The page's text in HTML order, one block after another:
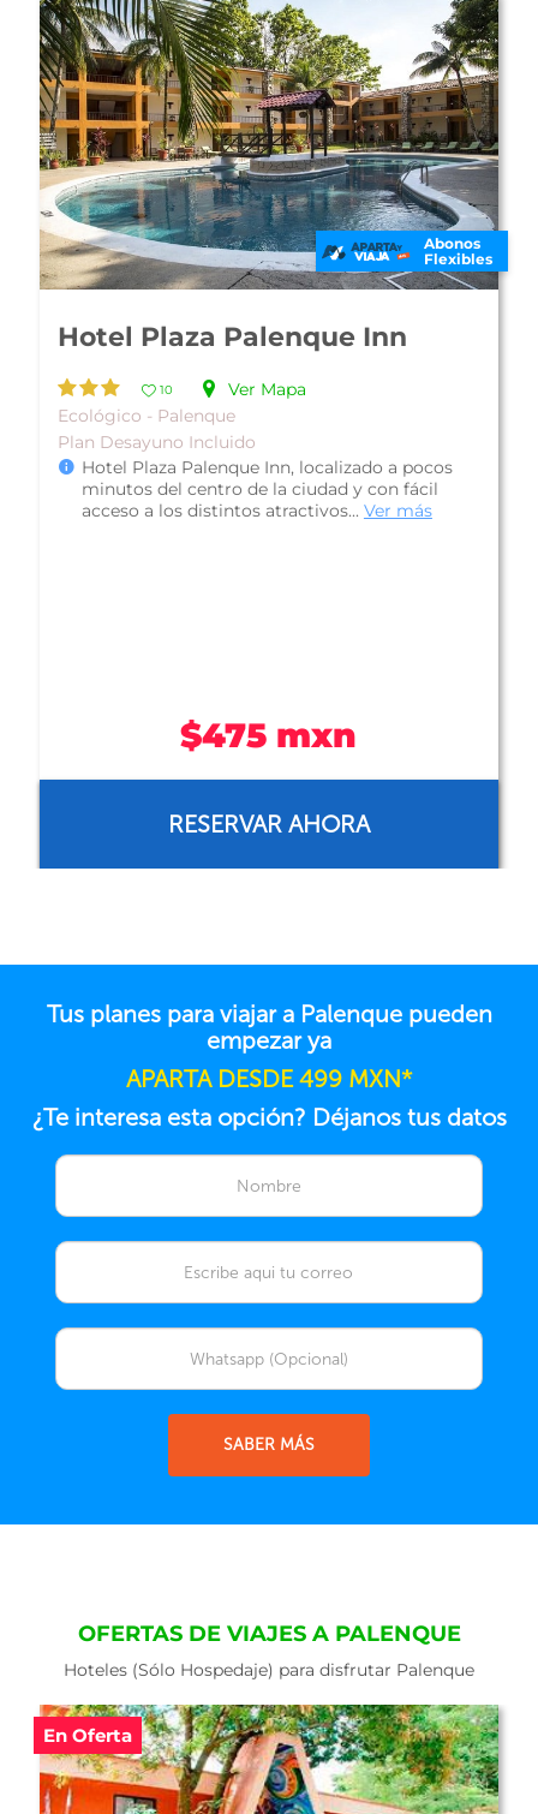
Abonos
Flexibles
Tulija Express Excellent City
13
De Lujo - Palenque
Plan Desayuno Americano
Tulija Express Excellent City Hotels (antes Hotel
Tulijá Express Palenque), está ubicado en la
$559 mxn
RESERVAR AHORA
Tus planes para viajar a Palenque pueden
empezar ya
APARTA DESDE 499 MXN*
¿Te interesa esta opción? Déjanos tus datos
SABER MÁS
OFERTAS DE VIAJES A PALENQUE
Hoteles (Sólo Hospedaje) para disfrutar Palenque
En Oferta